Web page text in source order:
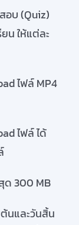
อบ (Quiz)
น ให้แต่ละ
ไฟล์ MP4
ไฟล์ ได้
ด 300 MB
นและวันสิ้น